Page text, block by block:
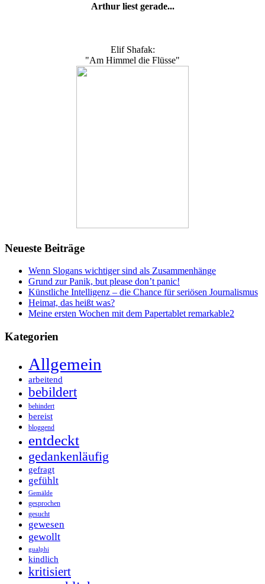
Arthur liest gerade...
Elif Shafak:
"Am Himmel die Flüsse"
Neueste Beiträge
Wenn Slogans wichtiger sind als Zusammenhänge
Grund zur Panik, but please don’t panic!
Künstliche Intelligenz – die Chance für seriösen Journalismus
Heimat, das heißt was?
Meine ersten Wochen mit dem Papertablet remarkable2
Kategorien
Allgemein
arbeitend
bebildert
behindert
bereist
bloggend
entdeckt
gedankenläufig
gefragt
gefühlt
Gemälde
gesprochen
gesucht
gewesen
gewollt
gualphi
kindlich
kritisiert